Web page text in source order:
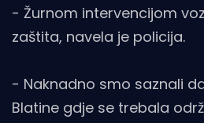
- Žurnom intervencijom
zaštita, navela je policija.
- Naknadno smo saznali
Blatine gdje se trebala